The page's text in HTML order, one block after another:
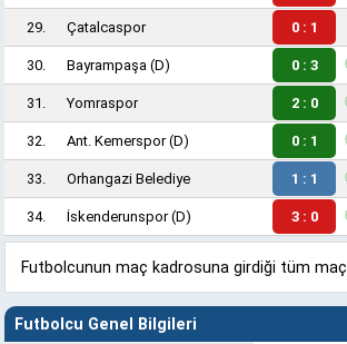
29. Çatalcaspor 0 : 1
30. Bayrampaşa (D) 0 : 3
31. Yomraspor 2 : 0
32. Ant. Kemerspor(D) 0 : 1
33. Orhangazi Belediye 1 : 1
34. İskenderunspor(D) 3 : 0
Futbolcunun maç kadrosuna girdiği tüm
Futbolcu Genel Bilgileri